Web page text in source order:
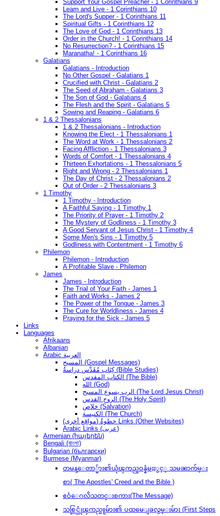
Support Your Gospel Preacher - 1 Corinthians 9
Learn and Live - 1 Corinthians 10
The Lord's Supper - 1 Corinthians 11
Spiritual Gifts - 1 Corinthians 12
The Love of God - 1 Corinthians 13
Order in the Church! - 1 Corinthians 14
No Resurrection? - 1 Corinthians 15
Maranatha! - 1 Corinthians 16
Galatians
Galatians - Introduction
No Other Gospel - Galatians 1
Crucified with Christ - Galatians 2
The Seed of Abraham - Galatians 3
The Son of God - Galatians 4
The Flesh and the Spirit - Galatians 5
Sowing and Reaping - Galatians 6
1 & 2 Thessalonians
1 & 2 Thessalonians - Introduction
Knowing the Elect - 1 Thessalonians 1
The Word at Work - 1 Thessalonians 2
Facing Affliction - 1 Thessalonians 3
Words of Comfort - 1 Thessalonians 4
Thirteen Exhortations - 1 Thessalonians 5
Right and Wrong - 2 Thessalonians 1
The Day of Christ - 2 Thessalonians 2
Out of Order - 2 Thessalonians 3
1 Timothy
1 Timothy - Introduction
A Faithful Saying - 1 Timothy 1
The Priority of Prayer - 1 Timothy 2
The Mystery of Godliness - 1 Timothy 3
A Good Servant of Jesus Christ - 1 Timothy 4
Some Men's Sins - 1 Timothy 5
Godliness with Contentment - 1 Timothy 6
Philemon
Philemon - Introduction
A Profitable Slave - Philemon
James
James - Introduction
The Trial of Your Faith - James 1
Faith and Works - James 2
The Power of the Tongue - James 3
The Cure for Worldliness - James 4
Praying for the Sick - James 5
Links
Languages
Afrikaans
Albanian
Arabic العربية
المسيح (Gospel Messages)
كِتَاب مُقَدَّس دراسةُ (Bible Studies)
الكتاب المقدس (The Bible)
الله (God)
الرب يسوع المسيح (The Lord Jesus Christ)
الروح القدس (The Holy Spirit)
خلاص (Salvation)
الكنيسة (The Church)
(مواقع أخرى) خطوةُ Links (Other Websites)
Arabic Links (عربى)
Armenian (հայերեն)
Bengali (বাংলা)
Bulgarian (български)
Burmese (Myanmar)
တမန္ေတာ္မ်ား၏ယုံၾကည္ဝန္ခံမႈႏွင့္ သမၼာက်မ္း
စာ( The Apostles' Creed and the Bible )
ဧဝံေဂလိသတင္းစကား(The Message)
သစ္လြင္ယုံၾကည္သူမ်ား၏ ပထမေျခလွမ္းမ်ား (First Steps